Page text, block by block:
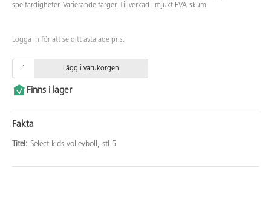
spelfärdigheter. Varierande färger. Tillverkad i mjukt EVA-skum.
Logga in för att se ditt avtalade pris.
Lägg i varukorgen
Finns i lager
Fakta
Titel: Select kids volleyboll, stl 5